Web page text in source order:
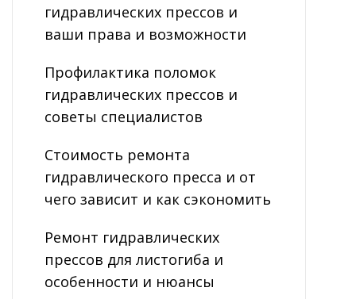
гидравлических прессов и
ваши права и возможности
Профилактика поломок
гидравлических прессов и
советы специалистов
Стоимость ремонта
гидравлического пресса и от
чего зависит и как сэкономить
Ремонт гидравлических
прессов для листогиба и
особенности и нюансы